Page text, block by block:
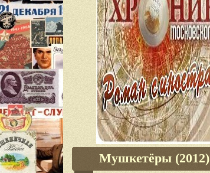
Мушкетёры (2012)